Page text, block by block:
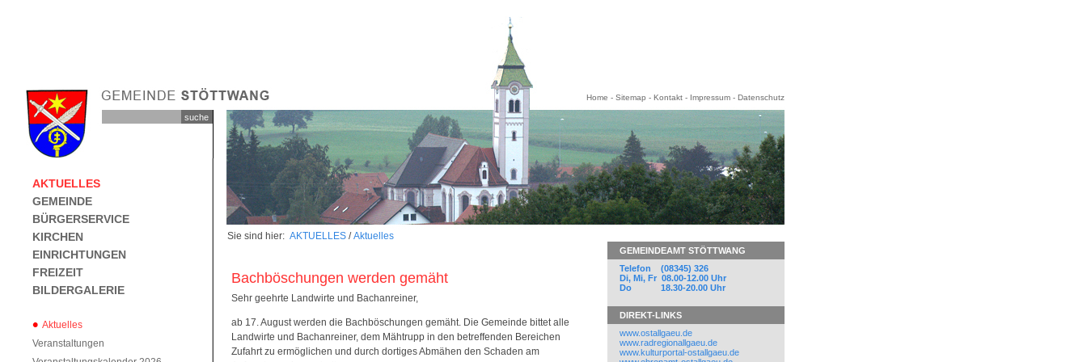
AKTUELLES
GEMEINDE
BÜRGERSERVICE
KIRCHEN
EINRICHTUNGEN
FREIZEIT
BILDERGALERIE
Aktuelles
Veranstaltungen
Home - Sitemap - Kontakt - Impressum - Datenschutz
Sie sind hier: AKTUELLES/Aktuelles
Bachböschungen werden gemäht
Sehr geehrte Landwirte und Bachanreiner,
ab 17. August werden die Bachböschungen gemäht. Die Gemeinde bittet alle
Landwirte und Bachanreiner, dem Mähtrupp in den betreffenden Bereichen
Zufahrt zu ermöglichen und durch dortiges Abmähen den Schaden am
GEMEINDEAMT STÖTTWANG
Telefon (08345) 326
Di, Mi, Fr 08.00-12.00 Uhr
Do 18.30-20.00 Uhr
DIREKT-LINKS
www.ostallgaeu.de
www.radregionallgaeu.de
www.kulturportal-ostallgaeu.de